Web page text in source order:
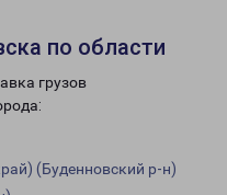
по области
грузов
(Буденновский р-н)